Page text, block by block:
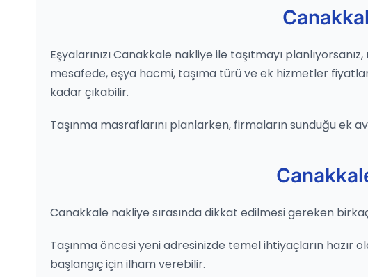
Eşyalarınızı Canakkale nakliye ile taşıtmayı
mesafede, eşya hacmi, taşıma türü ve ek hizmetler
kadar çıkabilir.
Taşınma masraflarını planlarken, firmaların sunduğu ek
Canakkale nakliye sırasında dikkat edilmesi gereken
Taşınma öncesi yeni adresinizde temel ihtiyaçların hazır
başlangıç için ilham verebilir.